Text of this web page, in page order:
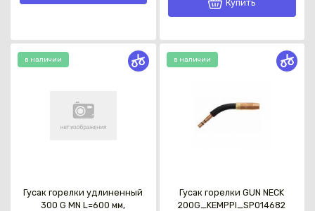
Купить
в наличии
Гусак горелки удлиненный
300 G MN L=600 мм,
в наличии
Гусак горелки GUN NECK
200G_KEMPPI_SP014682